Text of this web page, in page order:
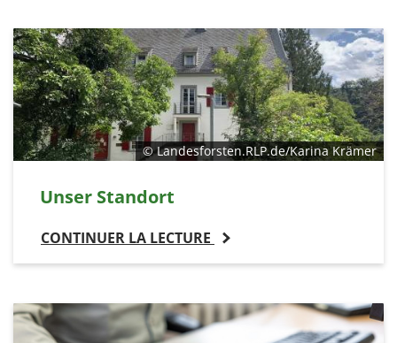
© Landesforsten.RLP.de/Karina Krämer
Unser Standort
CONTINUER LA LECTURE